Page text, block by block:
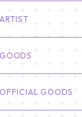
ARTIST
俳優
CHA EUN WOO
BTS
GOODS
カレンダー
OFFICIAL GOODS